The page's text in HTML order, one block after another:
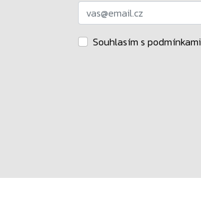
Souhlasím s podmínkami